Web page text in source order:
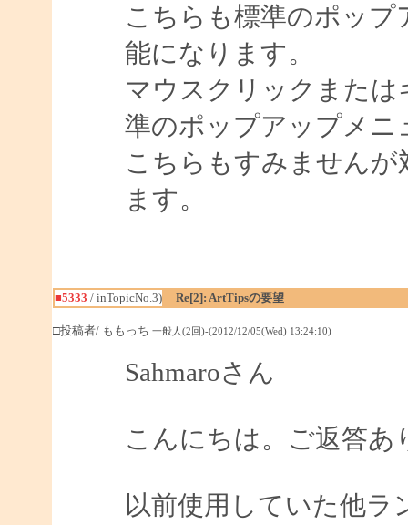
こちらも標準のポッ
能になります。
マウスクリックまた
準のポップアップメニ
こちらもすみません
ます。
■5333 / inTopicNo.3) Re[2]: ArtTipsの要望
□投稿者/ ももっち 一般人(2回)-(2012/12/05(Wed) 13:24:10)
Sahmaroさん
こんにちは。ご返答
以前使用していた他